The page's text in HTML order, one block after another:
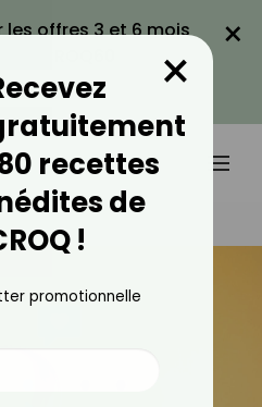
les offres 3 et 6 mois
PROMO
×
recettes
de
!
×
promotionnelle